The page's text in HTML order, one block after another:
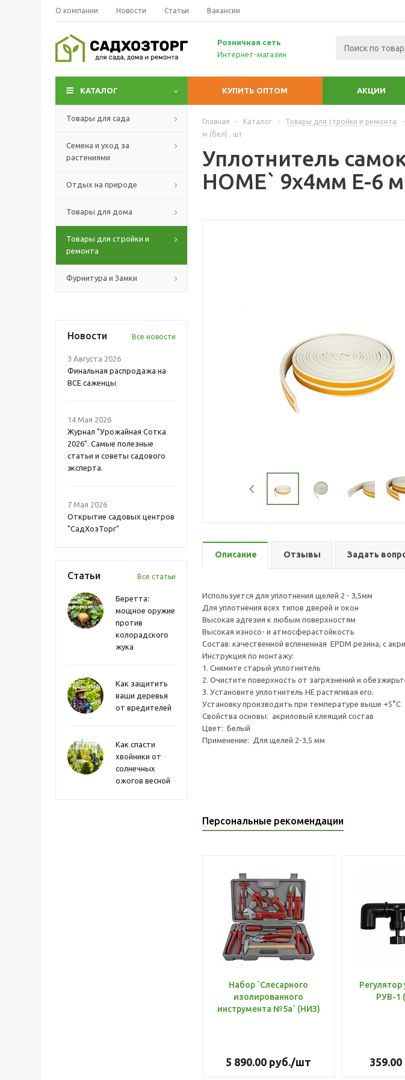
О компании Новости Статьи Вакансии
Розничная сеть
Интернет-магазин
КАТАЛОГ КУПИТЬ ОПТОМ АКЦИИ
Товары для сада
Семена и уход за
растениями
Отдых на природе
Товары для дома
Товары для стройки и
ремонта
Фурнитура и Замки
Новости Все новости
3 Августа 2026
Финальная распродажа на
ВСЕ саженцы
14 Мая 2026
Журнал "Урожайная Сотка
2026". Самые полезные
статьи и советы садового
эксперта.
7 Мая 2026
Открытие садовых центров
"СадХозТорг"
Статьи Все статьи
Беретта:
мощное оружие
против
колорадского
жука
Как защитить
ваши деревья
от вредителей
Как спасти
хвойники от
солнечных
ожогов весной
Главная - Каталог - Товары для стройки и ремонта -
м (бел) , шт
Уплотнитель
HOME` 9х4мм Е-6
Описание Отзывы Задать
Используется для уплотнения щелей 2 - 3,5мм
Для уплотнения всех типов дверей и окон
Высокая адгезия к любым поверхностям
Высокая износо- и атмосферастойкость
Состав: качественной вспененная EPDM резина, с
Инструкция по монтажу:
1. Снимите старый уплотнитель
2. Очистите поверхность от загрязнений и
3. Установите уплотнитель НЕ растягивая его.
Установку производить при температуре выше +5°C
Свойства основы: акриловый клеящий состав
Цвет: Белый
Применение: Для щелей 2-3,5 мм
Персональные рекомендации
Набор `Слесарного
изолированного
инструмента №5а` (НИЗ)
5 890.00 руб./шт
РУВ-1
359.00